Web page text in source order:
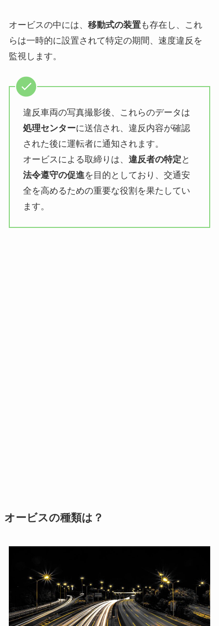
オービスの中には、 移動式の装置も存在し、これ
らは一時的に設置されて特定の期間、速度違反を
監視します。
違反車両の写真撮影後、これらのデータは
処理センターに送信され、違反内容が確認
された後に運転者に通知されます。
オービスによる取締りは、 違反者の特定 と
法令遵守の促進を目的としており、交通安
全を高めるための重要な役割を果たしてい
ます。
オービスの種類は？